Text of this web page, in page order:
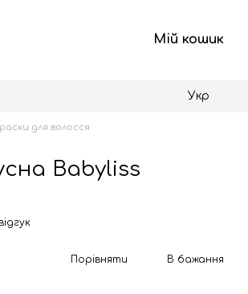
Мій кошик
Укр
для волосся
Babyliss
Порівняти В бажання